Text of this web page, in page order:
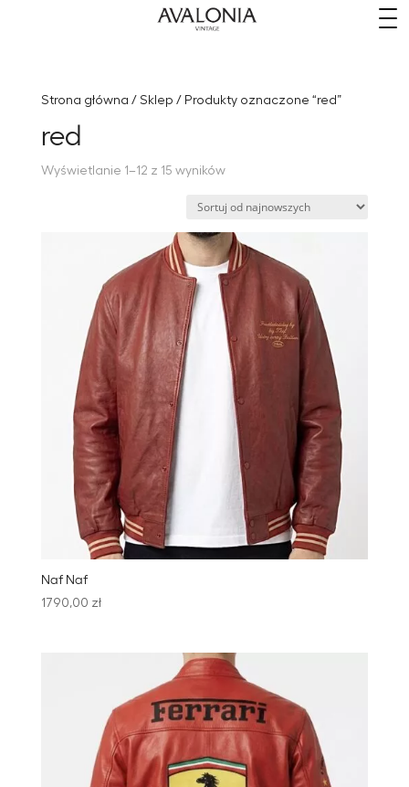
Strona główna / Sklep / Produkty oznaczone “red”
red
Wyświetlanie 1–12 z 15 wynikówPosortowane
najnowszych
Naf Naf
1790,00 zł